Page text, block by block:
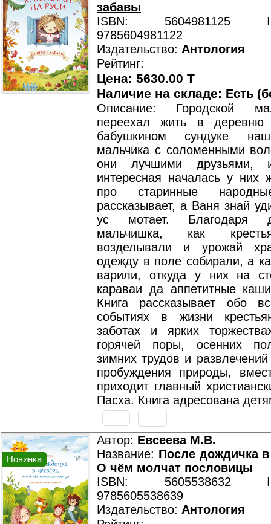
забавы
ISBN: 5604981125
9785604981122
Издательство: Антология
Рейтинг:
Цена: 5630.00 T
Наличие на складе: Есть
Описание: Городской
переехал жить в
бабушкином сундуке
мальчика с соломенными
они лучшими друзьями,
интересная началась у них
про старинные
рассказывает, а Ваня знай
ус мотает. Благодаря
мальчишка, как
возделывали и урожай
одежду в поле собирали, а
варили, откуда у них на
караваи да аппетитные
Книга рассказывает обо
событиях в жизни
заботах и ярких
горячей поры, осенних
зимних трудов и
пробуждения природы,
приходит главный
Пасха. Книга адресована
Новинка
Автор: Евсеева М.В.
Название: После дождичка в
О чём молчат пословицы
ISBN: 5605538632
9785605538639
Издательство: Антология